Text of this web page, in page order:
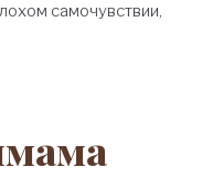
самочувствии,